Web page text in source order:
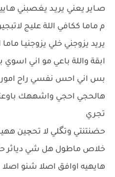
صـاير يعني يريـد يغصبني
م ماما ككافي اللة عليج
يريد يزوجني خلي يزوجنيـا
ابقة واللة باعي مو اني
بس اني احس نفسي راح امور
هالحجي احجي واشههك
تجري
حضنتنتي وتگلي لا تحچين
خلاص ماطول هل شي دياثر
هايهيه اوافق اصلا شنو اصلا